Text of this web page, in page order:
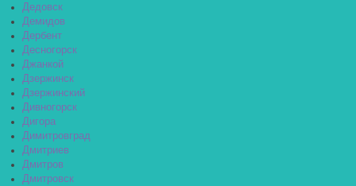
Дедовск
Демидов
Дербент
Десногорск
Джанкой
Дзержинск
Дзержинский
Дивногорск
Дигора
Димитровград
Дмитриев
Дмитров
Дмитровск